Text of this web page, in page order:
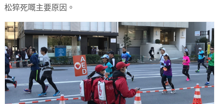
松猝死嘅主要原因。